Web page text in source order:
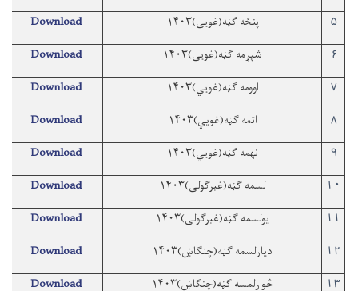
۵ پنځه ګڼه(غویی)۱۴۰۳ Download
۶ شپږمه ګڼه(غویی)۱۴۰۳ Download
۷ اوومه ګڼه(غویي)۱۴۰۳ Download
۸ اتمه ګڼه(غويي)۱۴۰۳ Download
۹ نهمه ګڼه(غويي)۱۴۰۳ Download
۱۰ لسمه ګڼه(غبرګولی)۱۴۰۳ Download
۱۱ یولسمه ګڼه(غبرګولی)۱۴۰۳ Download
۱۲ دیارلسمه ګڼه(چنګاښ)۱۴۰۳ Download
۱۳ څوارلمسه ګڼه(چنګاښ)۱۴۰۳ Download